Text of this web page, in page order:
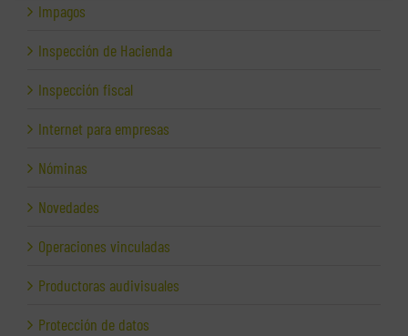
Impagos
Inspección de Hacienda
Inspección fiscal
Internet para empresas
Nóminas
Novedades
Operaciones vinculadas
Productoras audivisuales
Protección de datos